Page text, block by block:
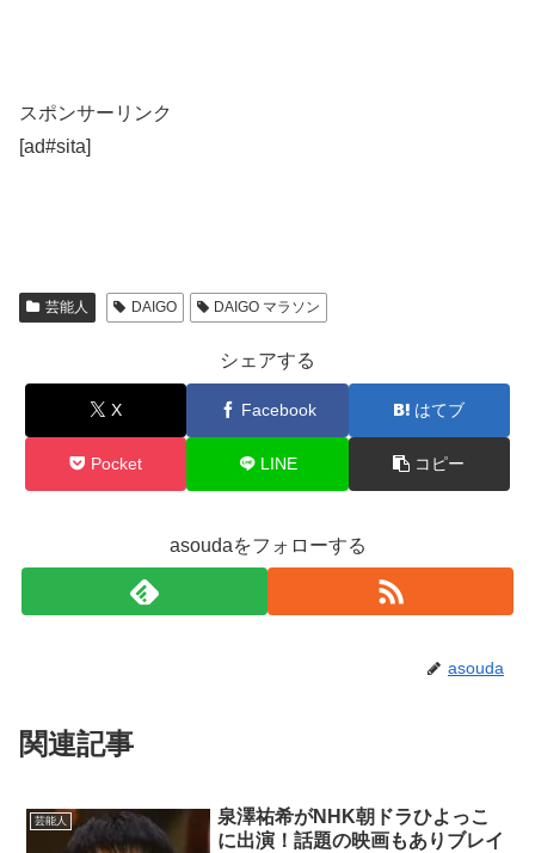
スポンサーリンク
[ad#sita]
芸能人 DAIGO DAIGO マラソン
シェアする
X Facebook はてブ
Pocket LINE コピー
asoudaをフォローする
asouda
関連記事
芸能人
泉澤祐希がNHK朝ドラひよっこ
に出演！話題の映画もありブレイ